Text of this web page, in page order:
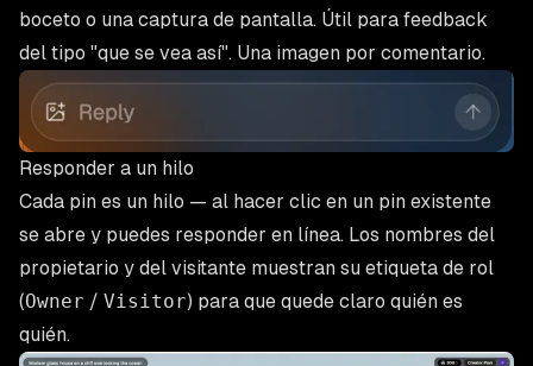
boceto o una captura de pantalla. Útil para feedback
del tipo "que se vea así". Una imagen por comentario.
Responder a un hilo
Cada pin es un hilo — al hacer clic en un pin existente
se abre y puedes responder en línea. Los nombres del
propietario y del visitante muestran su etiqueta de rol
(Owner / Visitor) para que quede claro quién es
quién.